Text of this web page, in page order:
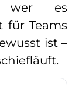
wer es
für Teams
ist –